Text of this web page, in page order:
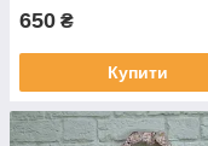
650 ₴
Купити